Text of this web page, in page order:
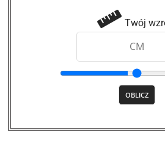
Twój